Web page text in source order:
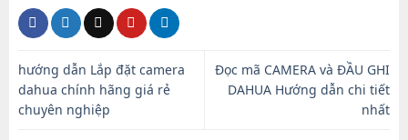
hướng dẫn Lắp đặt camera
dahua chính hãng giá rẻ
chuyên nghiệp
Đọc mã CAMERA và ĐẦU GHI
DAHUA Hướng dẫn chi tiết
nhất